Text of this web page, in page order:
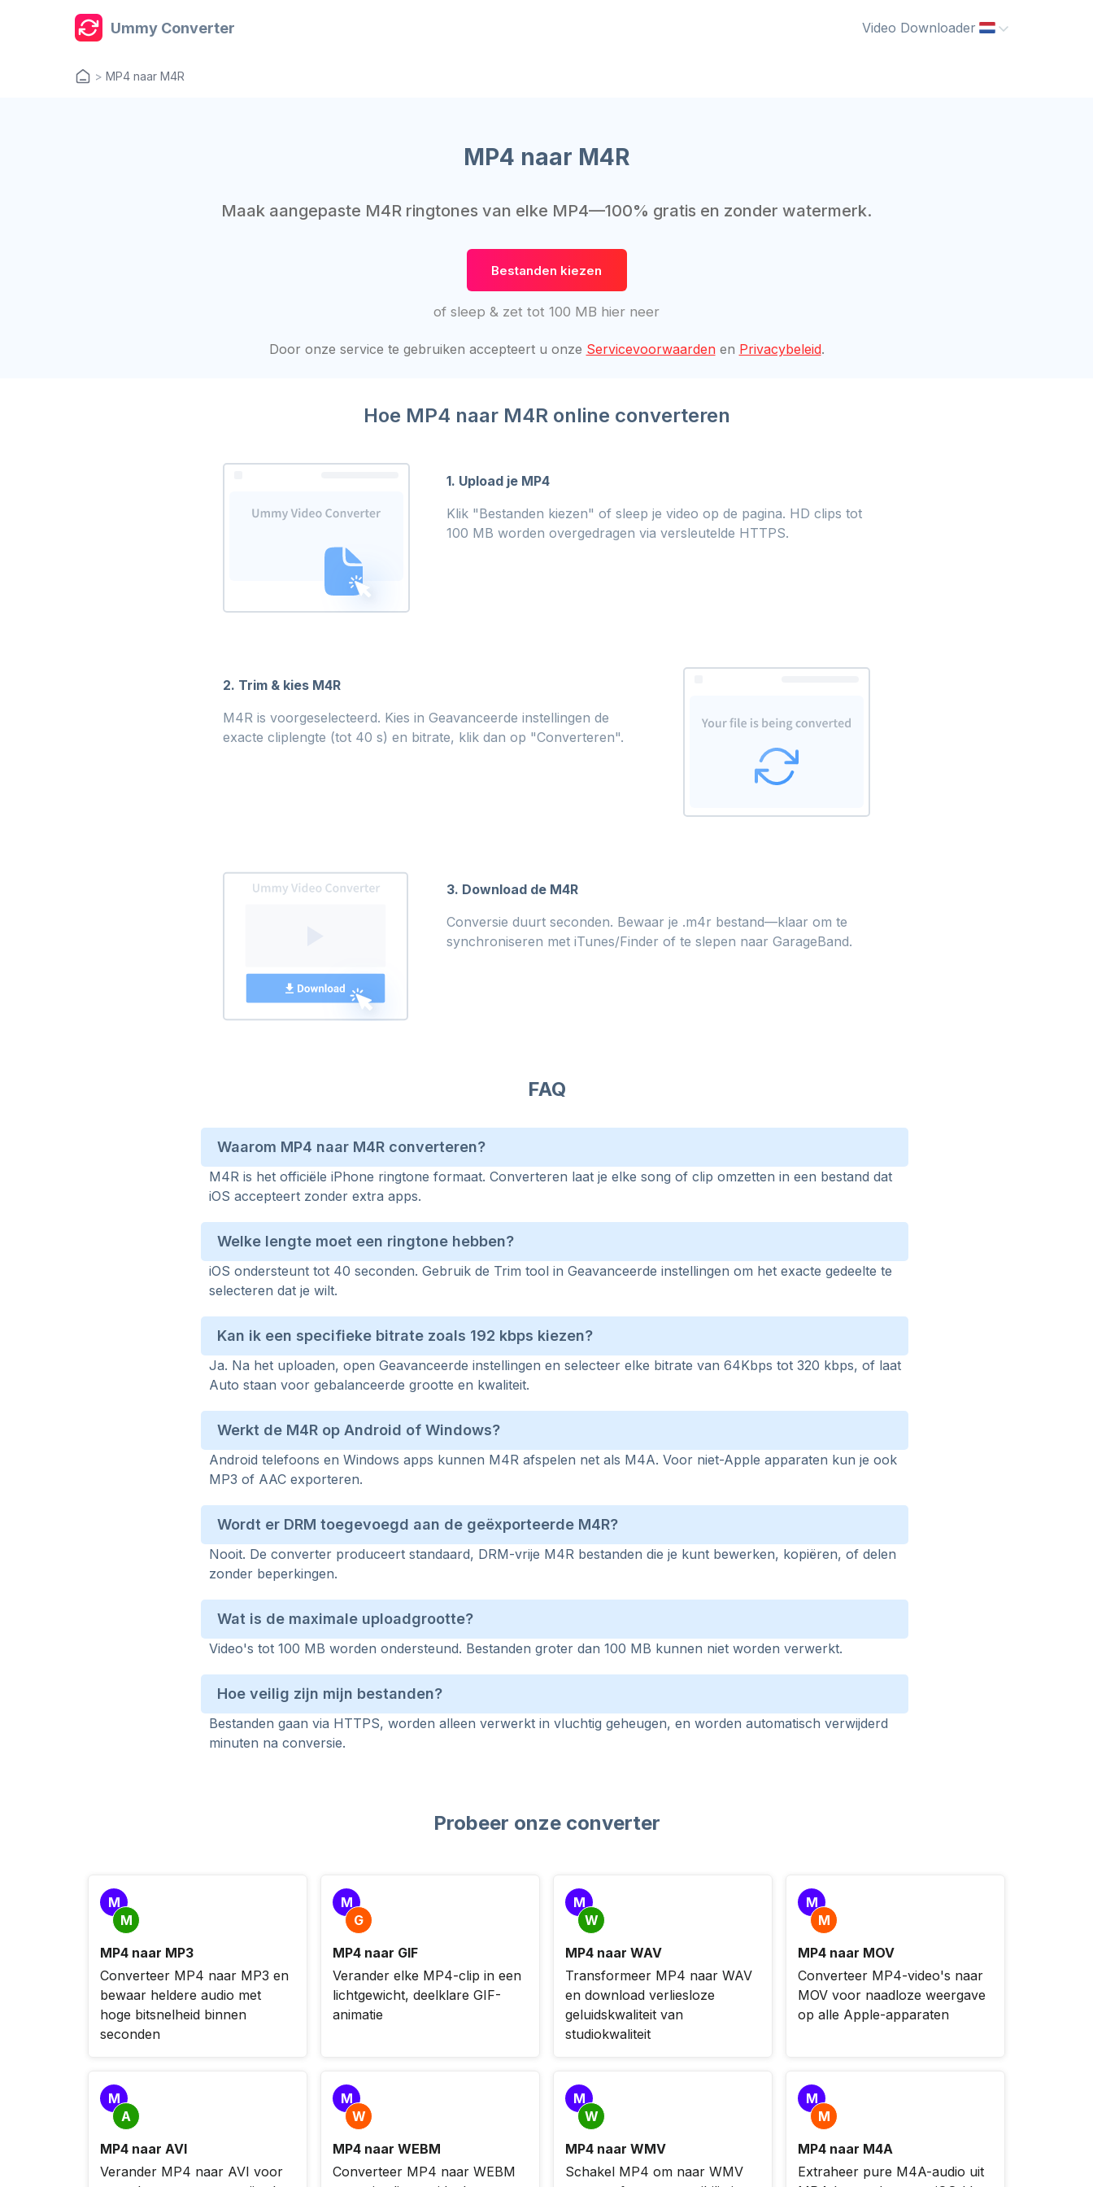
Ummy Converter Video Downloader
> MP4 naar M4R
MP4 naar M4R
Maak aangepaste M4R ringtones van elke MP4—100% gratis en zonder watermerk.
Bestanden kiezen
of sleep & zet tot 100 MB hier neer
Door onze service te gebruiken accepteert u onze Servicevoorwaardenen Privacybeleid.
Hoe MP4 naar M4R online converteren
1. Upload je MP4
Klik "Bestanden kiezen" of sleep je video op de pagina. HD clips tot
100 MB worden overgedragen via versleutelde HTTPS.
2. Trim & kies M4R
M4R is voorgeselecteerd. Kies in Geavanceerde instellingen de
exacte cliplengte (tot 40 s) en bitrate, klik dan op "Converteren".
3. Download de M4R
Conversie duurt seconden. Bewaar je .m4r bestand—klaar om te
synchroniseren met iTunes/Finder of te slepen naar GarageBand.
FAQ
Waarom MP4 naar M4R converteren?
M4R is het officiële iPhone ringtone formaat. Converteren laat je elke song of clip omzetten in een bestand dat
iOS accepteert zonder extra apps.
Welke lengte moet een ringtone hebben?
iOS ondersteunt tot 40 seconden. Gebruik de Trim tool in Geavanceerde instellingen om het exacte gedeelte te
selecteren dat je wilt.
Kan ik een specifieke bitrate zoals 192 kbps kiezen?
Ja. Na het uploaden, open Geavanceerde instellingen en selecteer elke bitrate van 64Kbps tot 320 kbps, of laat
Auto staan voor gebalanceerde grootte en kwaliteit.
Werkt de M4R op Android of Windows?
Android telefoons en Windows apps kunnen M4R afspelen net als M4A. Voor niet-Apple apparaten kun je ook
MP3 of AAC exporteren.
Wordt er DRM toegevoegd aan de geëxporteerde M4R?
Nooit. De converter produceert standaard, DRM-vrije M4R bestanden die je kunt bewerken, kopiëren, of delen
zonder beperkingen.
Wat is de maximale uploadgrootte?
Video's tot 100 MB worden ondersteund. Bestanden groter dan 100 MB kunnen niet worden verwerkt.
Hoe veilig zijn mijn bestanden?
Bestanden gaan via HTTPS, worden alleen verwerkt in vluchtig geheugen, en worden automatisch verwijderd
minuten na conversie.
Probeer onze converter
M
M
MP4 naar MP3
Converteer MP4 naar MP3 en
bewaar heldere audio met
hoge bitsnelheid binnen
seconden
M
G
MP4 naar GIF
Verander elke MP4-clip in een
lichtgewicht, deelklare GIF-
animatie
M
W
MP4 naar WAV
Transformeer MP4 naar WAV
en download verliesloze
geluidskwaliteit van
studiokwaliteit
M
M
MP4 naar MOV
Converteer MP4-video's naar
MOV voor naadloze weergave
op alle Apple-apparaten
M
A
MP4 naar AVI
Verander MP4 naar AVI voor
M
W
MP4 naar WEBM
Converteer MP4 naar WEBM
M
W
MP4 naar WMV
Schakel MP4 om naar WMV
M
M
MP4 naar M4A
Extraheer pure M4A-audio uit